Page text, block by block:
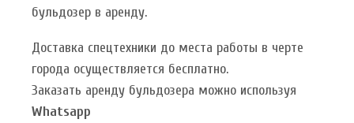
бульдозер в аренду.
Доставка спецтехники до места работы в черте
города осуществляется бесплатно.
Заказать аренду бульдозера можно используя
Whatsapp